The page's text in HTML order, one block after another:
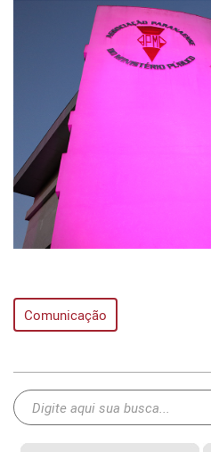
Comunicação